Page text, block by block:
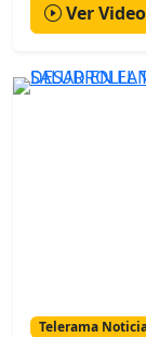
Ver Video
Telerama